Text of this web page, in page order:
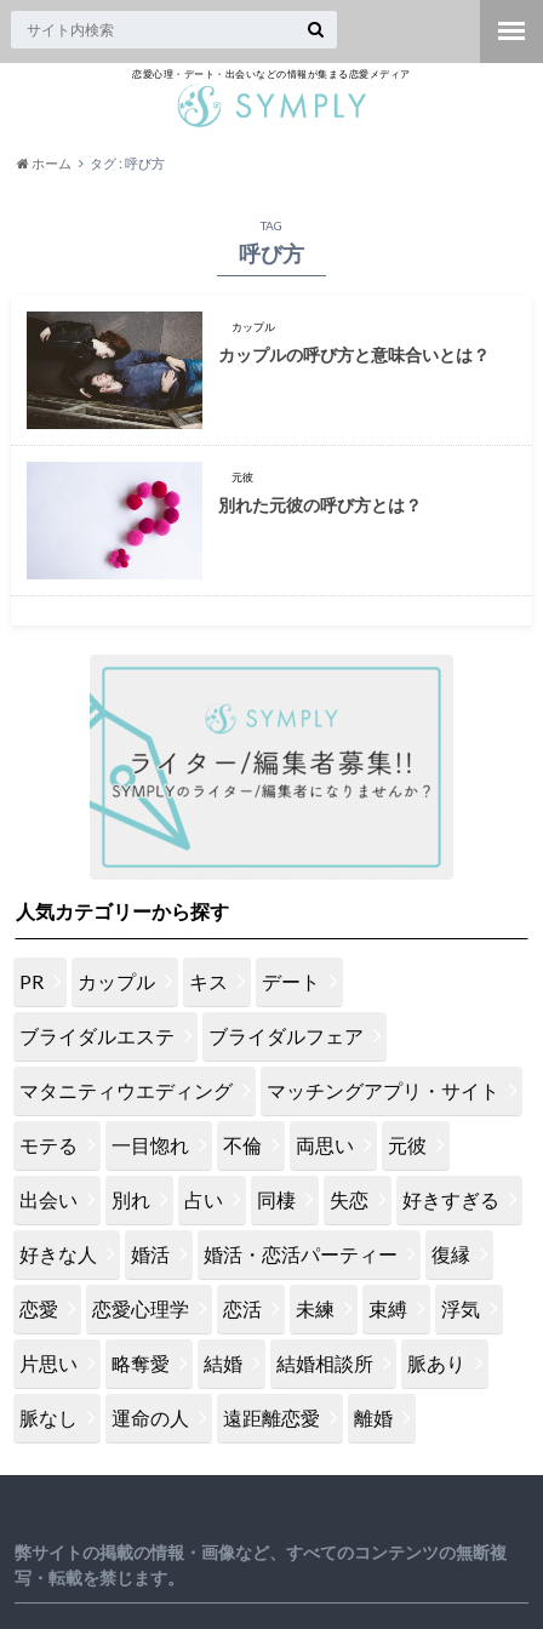
恋愛心理・デート・出会いなどの情報が集まる恋愛メディア
ホーム タグ : 呼び方
TAG
呼び方
カップル
カップルの呼び方と意味合いとは？
元彼
別れた元彼の呼び方とは？
人気カテゴリーから探す
PR カップル キス デート
ブライダルエステ ブライダルフェア
マタニティウエディング マッチングアプリ・サイト
モテる 一目惚れ 不倫 両思い 元彼
出会い 別れ 占い 同棲 失恋 好きすぎる
好きな人 婚活 婚活・恋活パーティー 復縁
恋愛 恋愛心理学 恋活 未練 束縛 浮気
片思い 略奪愛 結婚 結婚相談所 脈あり
脈なし 運命の人 遠距離恋愛 離婚
弊サイトの掲載の情報・画像など、すべてのコンテンツの無断複
写・転載を禁じます。